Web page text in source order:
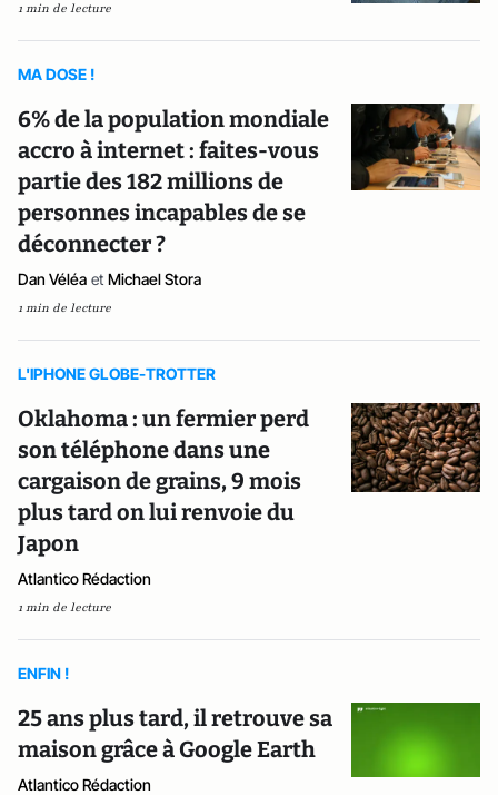
1 min de lecture
MA DOSE !
6% de la population mondiale
accro à internet : faites-vous
partie des 182 millions de
personnes incapables de se
déconnecter ?
Dan Véléa et Michael Stora
1 min de lecture
L'IPHONE GLOBE-TROTTER
Oklahoma : un fermier perd
son téléphone dans une
cargaison de grains, 9 mois
plus tard on lui renvoie du
Japon
Atlantico Rédaction
1 min de lecture
ENFIN !
25 ans plus tard, il retrouve sa
maison grâce à Google Earth
Atlantico Rédaction